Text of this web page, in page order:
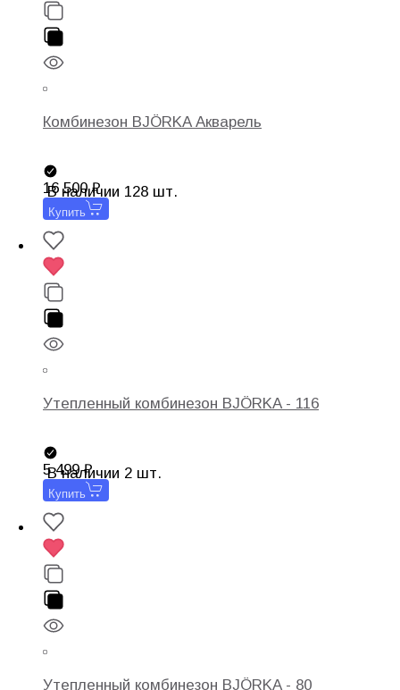
Комбинезон BJÖRKA Акварель
В наличии 128 шт.
16 500
Купить
Утепленный комбинезон BJÖRKA - 116
В наличии 2 шт.
5 499
Купить
Утепленный комбинезон BJÖRKA - 80